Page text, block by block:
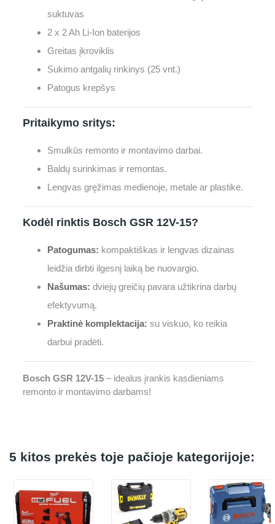
suktuvas
2 x 2 Ah Li-Ion baterijos
Greitas įkroviklis
Sukimo antgalių rinkinys (25 vnt.)
Patogus krepšys
Pritaikymo sritys:
Smulkūs remonto ir montavimo darbai.
Baldų surinkimas ir remontas.
Lengvas gręžimas medienoje, metale ar plastike.
Kodėl rinktis Bosch GSR 12V-15?
Patogumas: kompaktiškas ir lengvas dizainas
leidžia dirbti ilgesnį laiką be nuovargio.
Našumas: dviejų greičių pavara užtikrina darbų
efektyvumą.
Praktinė komplektacija: su viskuo, ko reikia
darbui pradėti.
Bosch GSR 12V-15 – idealus įrankis kasdieniams
remonto ir montavimo darbams!
5 kitos prekės toje pačioje kategorijoje: